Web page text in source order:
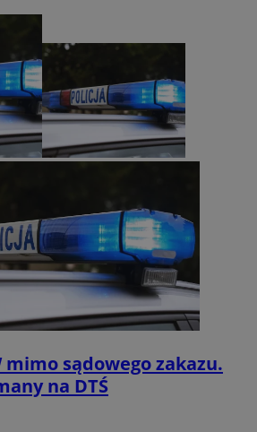
mimo sądowego zakazu.
na DTŚ